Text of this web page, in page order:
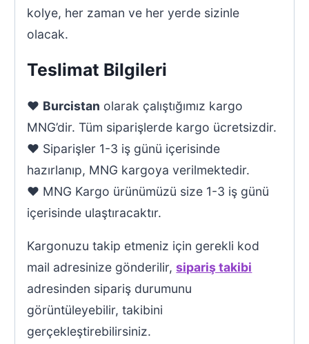
kolye, her zaman ve her yerde sizinle
olacak.
Teslimat Bilgileri
♥ Burcistan olarak çalıştığımız kargo
MNG’dir. Tüm siparişlerde kargo ücretsizdir.
♥ Siparişler 1-3 iş günü içerisinde
hazırlanıp, MNG kargoya verilmektedir.
♥ MNG Kargo ürünümüzü size 1-3 iş günü
içerisinde ulaştıracaktır.
Kargonuzu takip etmeniz için gerekli kod
mail adresinize gönderilir,sipariş takibi
adresinden sipariş durumunu
görüntüleyebilir, takibini
gerçekleştirebilirsiniz.